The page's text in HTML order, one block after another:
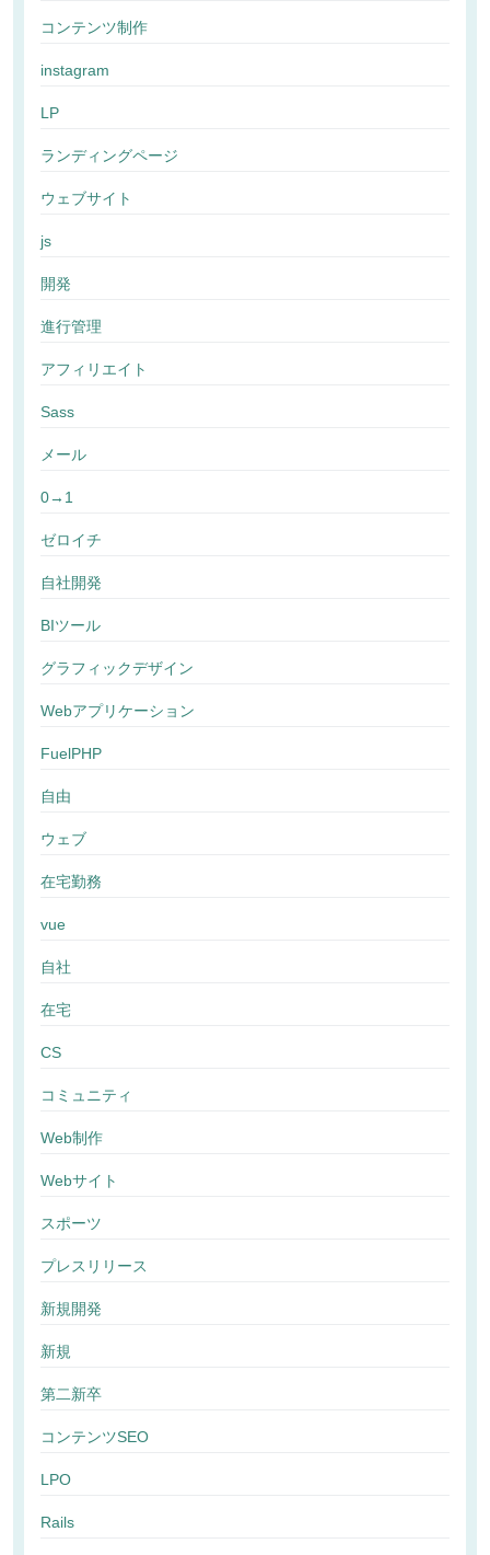
コンテンツ制作
instagram
LP
ランディングページ
ウェブサイト
js
開発
進行管理
アフィリエイト
Sass
メール
0→1
ゼロイチ
自社開発
BIツール
グラフィックデザイン
Webアプリケーション
FuelPHP
自由
ウェブ
在宅勤務
vue
自社
在宅
CS
コミュニティ
Web制作
Webサイト
スポーツ
プレスリリース
新規開発
新規
第二新卒
コンテンツSEO
LPO
Rails